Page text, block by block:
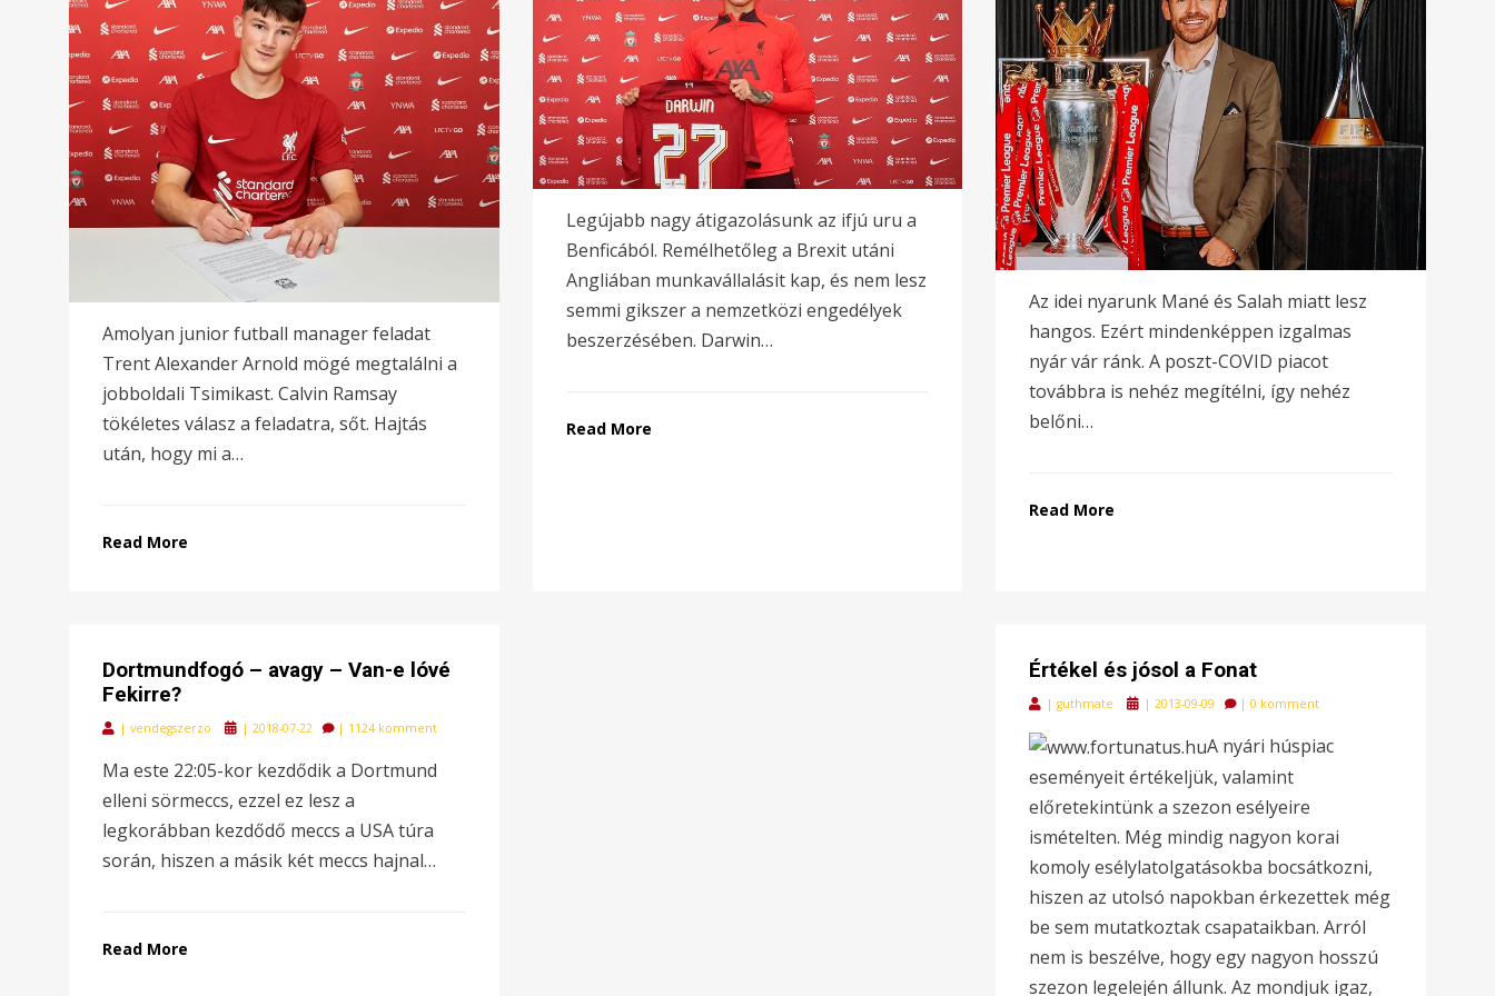
Amolyan junior futball manager feladat
Trent Alexander Arnold mögé megtalálni a
jobboldali Tsimikast. Calvin Ramsay
tökéletes válasz a feladatra, sőt. Hajtás
után, hogy mi a…
Read More
Legújabb nagy átigazolásunk az ifjú uru a
Benficából. Remélhetőleg a Brexit utáni
Angliában munkavállalásit kap, és nem lesz
semmi gikszer a nemzetközi engedélyek
beszerzésében. Darwin…
Read More
Az idei nyarunk Mané és Salah miatt lesz
hangos. Ezért mindenképpen izgalmas
nyár vár ránk. A poszt-COVID piacot
továbbra is nehéz megítélni, így nehéz
belőni…
Read More
Dortmundfogó – avagy – Van-e lóvé
Fekirre?
| vendegszerzo
Posted
| 2018-07-22 | 1124 komment
Ma este 22:05-kor kezdődik a Dortmund
elleni sörmeccs, ezzel ez lesz a
legkorábban kezdődő meccs a USA túra
során, hiszen a másik két meccs hajnal…
Read More
Értékel és jósol a Fonat
|guthmate
Posted
|2013-09-09 |0 komment
A nyári húspiac
eseményeit értékeljük, valamint
előretekintünk a szezon esélyeire
ismételten. Még mindig nagyon korai
komoly esélylatolgatásokba bocsátkozni,
hiszen az utolsó napokban érkezettek még
be sem mutatkoztak csapataikban. Arról
nem is beszélve, hogy egy nagyon hosszú
szezon legelején állunk. Az mondjuk igaz,